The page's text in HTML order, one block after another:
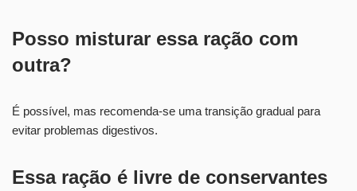
Posso misturar essa ração com
outra?
É possível, mas recomenda-se uma transição gradual para
evitar problemas digestivos.
Essa ração é livre de conservantes